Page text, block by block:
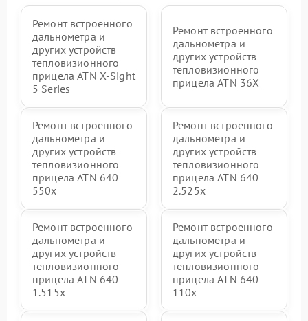
Ремонт встроенного
дальнометра и
других устройств
тепловизионного
прицела ATN X‑Sight
5 Series
Ремонт встроенного
дальнометра и
других устройств
тепловизионного
прицела ATN 36X
Ремонт встроенного
дальнометра и
других устройств
тепловизионного
прицела ATN 640
550x
Ремонт встроенного
дальнометра и
других устройств
тепловизионного
прицела ATN 640
2.525x
Ремонт встроенного
дальнометра и
других устройств
тепловизионного
прицела ATN 640
1.515x
Ремонт встроенного
дальнометра и
других устройств
тепловизионного
прицела ATN 640
110x